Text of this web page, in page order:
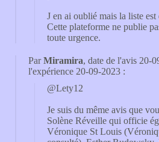
J en ai oublié mais la liste
Cette plateforme ne publie
toute urgence.
ParMiramira, date de l'avis 20-
l'expérience 20-09-2023 :
@Lety12
Je suis du même avis que
Solène Réveille qui officie
Véronique St Louis